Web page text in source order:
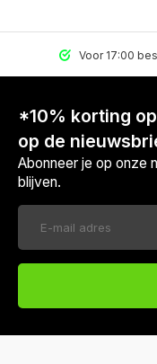
Voor 17:00
*10% korting
op de
Abonneer je op onze
blijven.